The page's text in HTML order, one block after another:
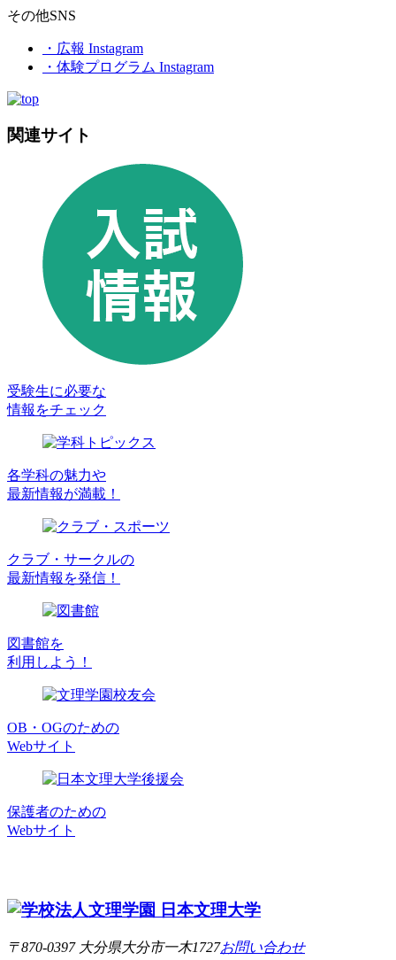
その他SNS
・広報 Instagram
・体験プログラム Instagram
関連サイト
受験生に必要な
情報をチェック
各学科の魅力や
最新情報が満載！
クラブ・サークルの
最新情報を発信！
図書館を
利用しよう！
OB・OGのための
Webサイト
保護者のための
Webサイト
〒870-0397 大分県大分市一木1727お問い合わせ